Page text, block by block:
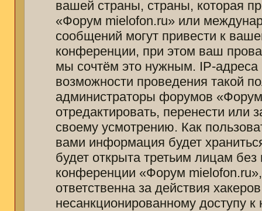
вашей страны, страны, которая
«Форум mielofon.ru» или
сообщений могут привести к
конференции, при этом ваш
мы сочтём это нужным. IP-
возможности проведения такой
администраторы форумов
отредактировать, перенести
своему усмотрению. Как
вами информация будет
будет открыта третьим лицам
конференции «Форум
ответственна за действия
несанкционированному доступу к